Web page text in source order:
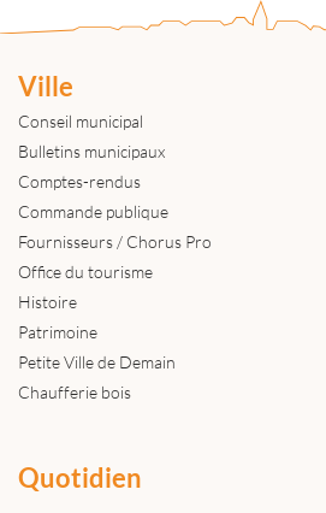
Ville
Conseil municipal
Bulletins municipaux
Comptes-rendus
Commande publique
Fournisseurs / Chorus Pro
Office du tourisme
Histoire
Patrimoine
Petite Ville de Demain
Chaufferie bois
Quotidien